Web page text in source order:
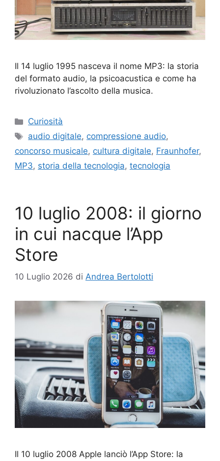
Il 14 luglio 1995 nasceva il nome MP3: la storia
del formato audio, la psicoacustica e come ha
rivoluzionato l’ascolto della musica.
Categorie
Curiosità
Tag
audio digitale, compressione audio,
concorso musicale, cultura digitale, Fraunhofer,
MP3, storia della tecnologia, tecnologia
10 luglio 2008: il giorno
in cui nacque l’App
Store
10 Luglio 2026 di Andrea Bertolotti
Il 10 luglio 2008 Apple lanciò l’App Store: la